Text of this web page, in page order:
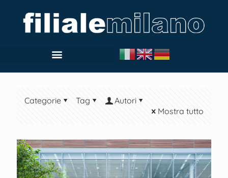
Categorie Tag
Autori
Mostra tutto